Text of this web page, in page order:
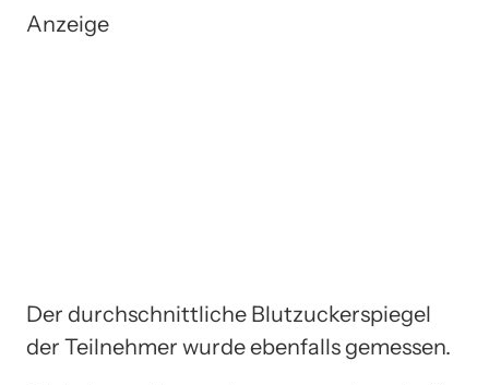
Anzeige
Der durchschnittliche Blutzuckerspiegel
der Teilnehmer wurde ebenfalls gemessen.